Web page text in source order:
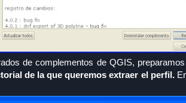
de complementos de QGIS,
de la que queremos extraer el perfil.